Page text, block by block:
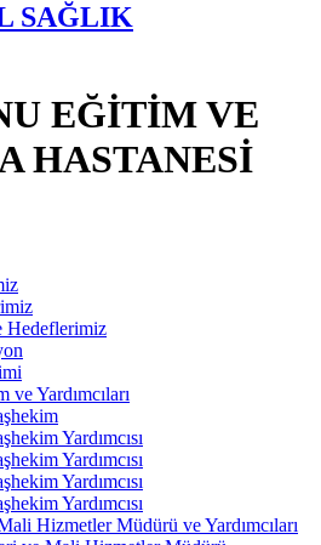
SAĞLIK
EĞİTİM VE
HASTANESİ
Hedeflerimiz
ve Yardımcıları
Yardımcısı
Yardımcısı
Yardımcısı
Yardımcısı
Hizmetler Müdürü ve Yardımcıları